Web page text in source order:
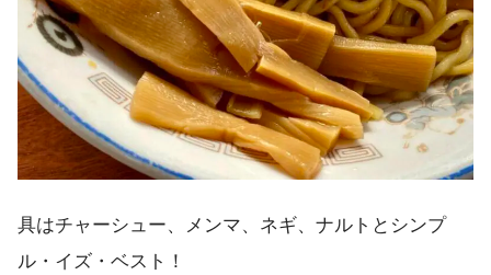
具はチャーシュー、メンマ、ネギ、ナルトとシンプ
ル・イズ・ベスト！